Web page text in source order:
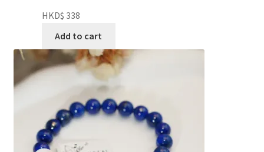
HKD$ 338
Add to cart